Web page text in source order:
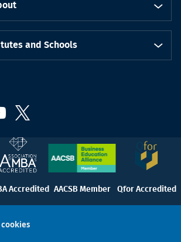
and Schools
Accredited AACSB Member Qfor Accredited